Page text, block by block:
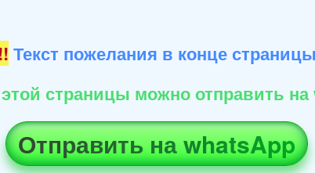
Текст пожелания в конце
страницы можно отправить на
Отправить на whatsApp